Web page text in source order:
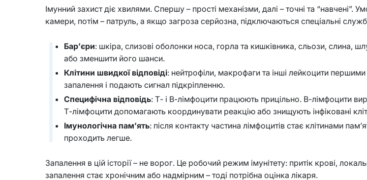
Імунний захист діє хвилями. Спершу – прості механізми, далі – точні та “навчені”.
камери, потім – патруль, а якщо загроза серйозна, підключаються спеціальні
Бар’єри: шкіра, слизові оболонки носа, горла та кишківника, сльози, слина,
або зменшити його шанси.
Клітини швидкої відповіді: нейтрофіли, макрофаги та інші лейкоцити
запалення і подають сигнал підкріпленню.
Специфічна відповідь: Т- і В-лімфоцити працюють прицільно. В-лімфоцити
Т-лімфоцити допомагають координувати реакцію або знищують інфіковані
Імунологічна пам’ять: після контакту частина лімфоцитів стає клітинами
проходить легше.
Запалення в цій історії – не ворог. Це робочий режим імунітету: притік крові,
запалення стає хронічним або надмірним – тоді потрібна оцінка лікаря.